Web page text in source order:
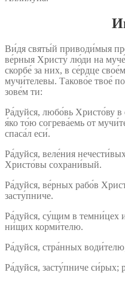
Ви́дя святы́й приводи́мыя
ве́рныя Христу́ лю́ди на
скорбе́ за них, в се́рдце
мучи́телевы. Таково́е твое́
зове́м ти:
Ра́дуйся, любо́вь Христо́ву
я́ко то́ю согрева́емь от
спаса́л еси́.
Ра́дуйся, веле́ния
Христо́вы сохрани́вый.
Ра́дуйся, ве́рных рабо́в
засту́пниче.
Ра́дуйся, су́щим в темни́цех
ни́щих корми́телю.
Ра́дуйся, стра́нных
Ра́дуйся, засту́пниче